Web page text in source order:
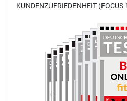
KUNDENZUFRIEDENHEIT